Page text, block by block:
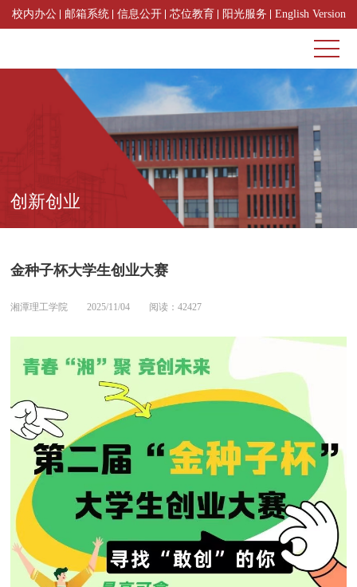
校内办公 邮箱系统 信息公开 芯位教育 阳光服务 English Version
创新创业
金种子杯大学生创业大赛
湘潭理工学院 2025/11/04 阅读：42427